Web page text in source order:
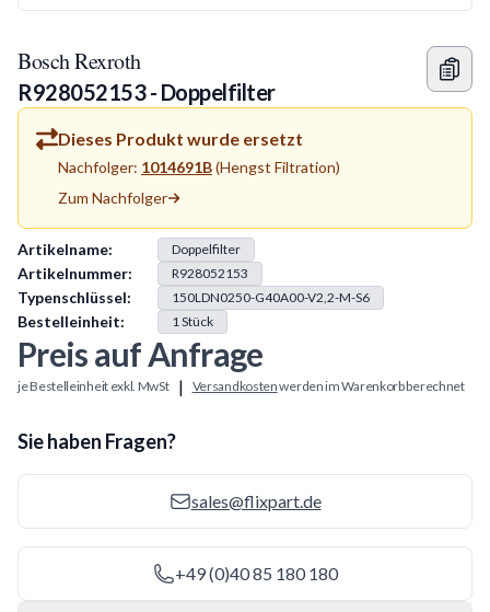
Bosch Rexroth
R928052153 - Doppelfilter
Dieses Produkt wurde ersetzt
Nachfolger: 1014691B(Hengst Filtration)
Zum Nachfolger
Produkt Information
Artikelname: Doppelfilter
Artikelnummer: R928052153
Typenschlüssel: 150LDN0250-G40A00-V2,2-M-S6
Bestelleinheit: 1Stück
Preis auf Anfrage
je Bestelleinheit exkl. MwSt | Versandkostenwerden im Warenkorb berechnet
Sie haben Fragen?
sales@flixpart.de
+49 (0)40 85 180 180